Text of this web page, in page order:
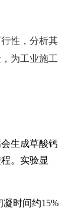
性，分析其
为工业施工
生成草酸钙
。实验显
时间约15%